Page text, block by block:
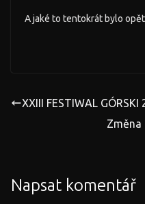
A jaké to tentokrát bylo
XXIII FESTIWAL GÓRSKI
Změna
Napsat komentář